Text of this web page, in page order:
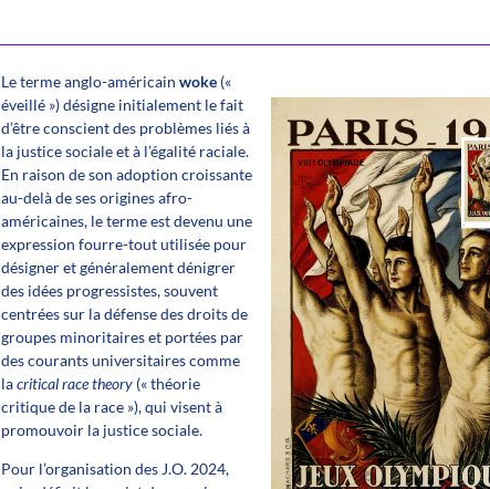
Le terme anglo-américainwoke («
éveillé ») désigne initialement le fait
d’être conscient des problèmes liés à
la justice sociale et à l’égalité raciale.
En raison de son adoption croissante
au-delà de ses origines afro-
américaines, le terme est devenu une
expression fourre-tout utilisée pour
désigner et généralement dénigrer
des idées progressistes, souvent
centrées sur la défense des droits de
groupes minoritaires et portées par
des courants universitaires comme
lacritical race theory (« théorie
critique de la race »), qui visent à
promouvoir la justice sociale.
Pour l’organisation des J.O. 2024,